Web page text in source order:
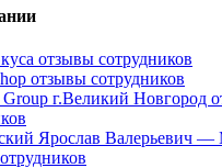
отзывы сотрудников
отзывы сотрудников
г.Великий Новгород
Ярослав Валерьевич